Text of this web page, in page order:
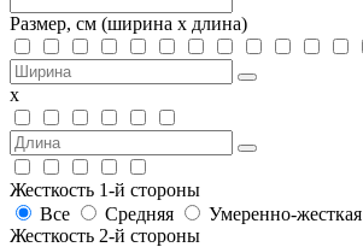
Размер, см (ширина х длина)
х
Жесткость 1-й стороны
Все
Средняя
Умеренно-жесткая
Жесткость 2-й стороны